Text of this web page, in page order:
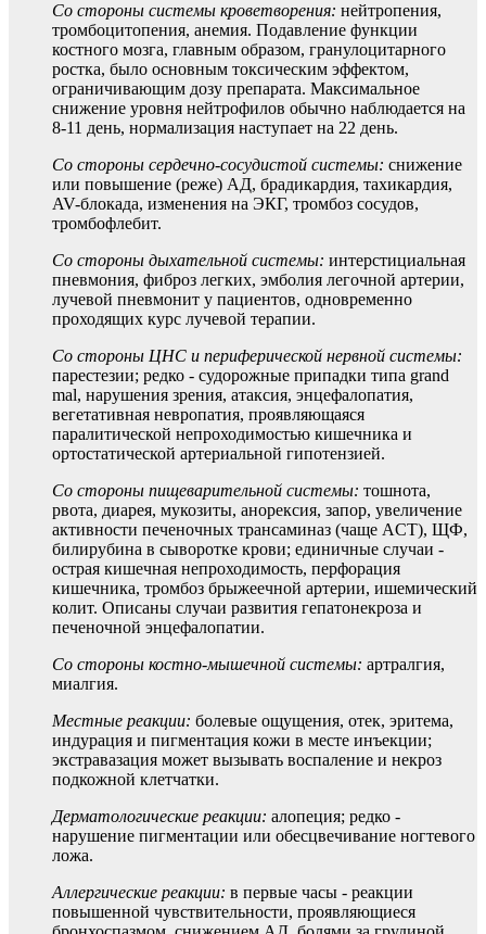
Со стороны системы кроветворения: нейтропения,
тромбоцитопения, анемия. Подавление функции
костного мозга, главным образом, гранулоцитарного
ростка, было основным токсическим эффектом,
ограничивающим дозу препарата. Максимальное
снижение уровня нейтрофилов обычно наблюдается на
8-11 день, нормализация наступает на 22 день.
Со стороны сердечно-сосудистой системы: снижение
или повышение (реже) АД, брадикардия, тахикардия,
AV-блокада, изменения на ЭКГ, тромбоз сосудов,
тромбофлебит.
Со стороны дыхательной системы: интерстициальная
пневмония, фиброз легких, эмболия легочной артерии,
лучевой пневмонит у пациентов, одновременно
проходящих курс лучевой терапии.
Со стороны ЦНС и периферической нервной системы:
парестезии; редко - судорожные припадки типа grand
mal, нарушения зрения, атаксия, энцефалопатия,
вегетативная невропатия, проявляющаяся
паралитической непроходимостью кишечника и
ортостатической артериальной гипотензией.
Со стороны пищеварительной системы: тошнота,
рвота, диарея, мукозиты, анорексия, запор, увеличение
активности печеночных трансаминаз (чаще ACT), ЩФ,
билирубина в сыворотке крови; единичные случаи -
острая кишечная непроходимость, перфорация
кишечника, тромбоз брыжеечной артерии, ишемический
колит. Описаны случаи развития гепатонекроза и
печеночной энцефалопатии.
Со стороны костно-мышечной системы: артралгия,
миалгия.
Местные реакции: болевые ощущения, отек, эритема,
индурация и пигментация кожи в месте инъекции;
экстравазация может вызывать воспаление и некроз
подкожной клетчатки.
Дерматологические реакции: алопеция; редко -
нарушение пигментации или обесцвечивание ногтевого
ложа.
Аллергические реакции: в первые часы - реакции
повышенной чувствительности, проявляющиеся